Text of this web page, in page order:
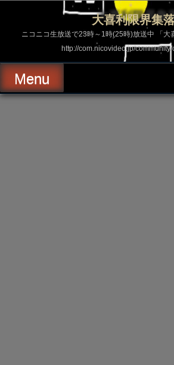
ス
ッ
プ
大喜利限界集
ニコニコ生放送で23時～1時(25時)放送中 「大
http://com.nicovideo.jp/
Menu